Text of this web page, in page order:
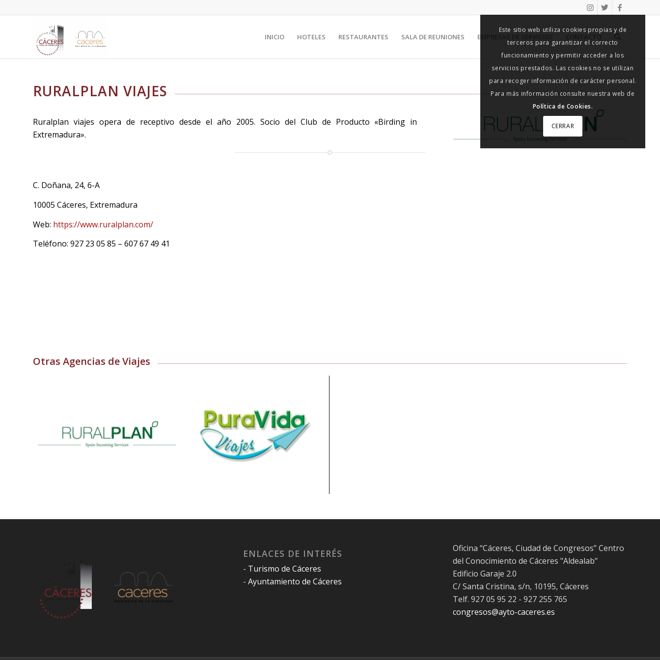
INICIO HOTELES RESTAURANTES SALA DE REUNIONES EMPRESAS DE SERVICIOS
RURALPLAN VIAJES
Ruralplan viajes opera de receptivo desde el año 2005. Socio del Club de Producto «Birding in
Extremadura».
C. Doñana, 24, 6-A
10005 Cáceres, Extremadura
Web: https://www.ruralplan.com/
Teléfono: 927 23 05 85 – 607 67 49 41
Otras Agencias de Viajes
ENLACES DE INTERÉS
- Turismo de Cáceres
- Ayuntamiento de Cáceres
Oficina “Cáceres, Ciudad de Congresos” Centro
del Conocimiento de Cáceres "Aldealab"
Edificio Garaje 2.0
C/ Santa Cristina, s/n, 10195, Cáceres
Telf. 927 05 95 22 - 927 255 765
congresos@ayto-caceres.es
Este sitio web utiliza cookies propias y de
terceros para garantizar el correcto
funcionamiento y permitir acceder a los
servicios prestados. Las cookies no se utilizan
para recoger información de carácter personal.
Para más información consulte nuestra web de
Política de Cookies.
CERRAR